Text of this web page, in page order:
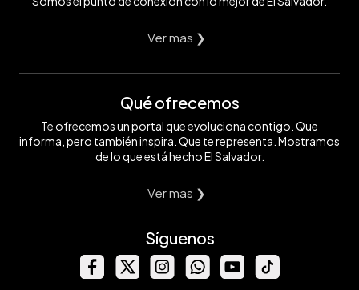
Ver mas ❯
Qué ofrecemos
Te ofrecemos un portal que evoluciona contigo. Que
informa, pero también inspira. Que te representa. Mostramos
de lo que está hecho El Salvador.
Ver mas ❯
Síguenos